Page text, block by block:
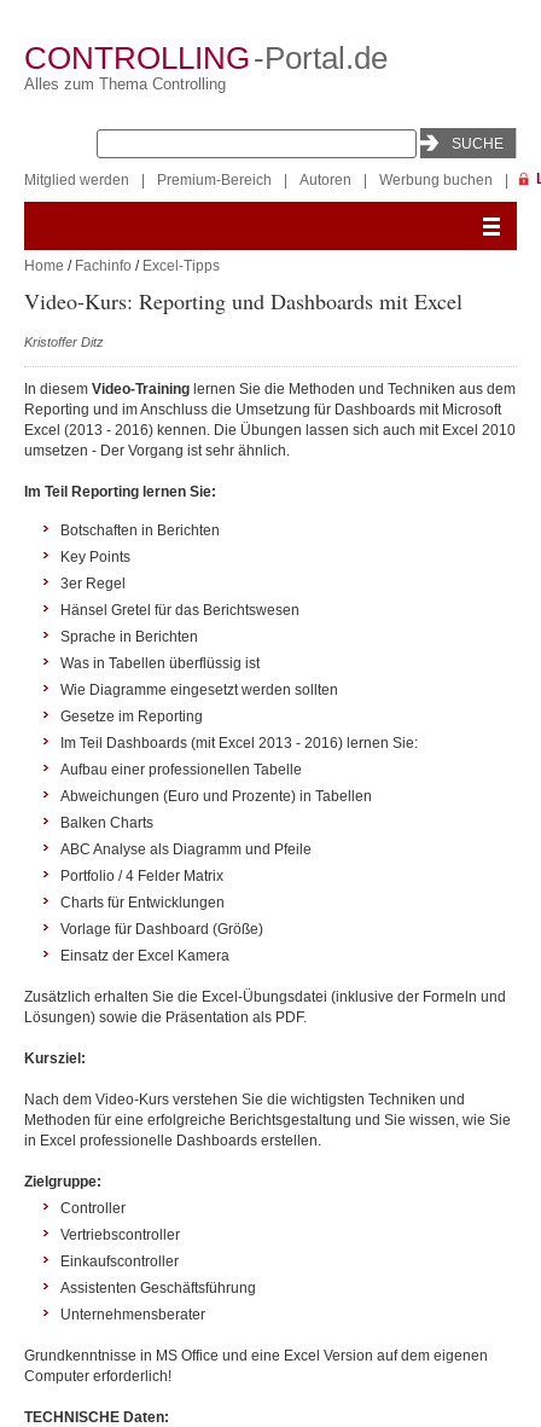
CONTROLLING-Portal.de
Alles zum Thema Controlling
Mitglied werden Premium-Bereich Autoren Werbung buchen
Home / Fachinfo / Excel-Tipps
Video-Kurs: Reporting und Dashboards mit Excel
Kristoffer Ditz
In diesem Video-Training lernen Sie die Methoden und Techniken aus dem
Reporting und im Anschluss die Umsetzung für Dashboards mit Microsoft
Excel (2013 - 2016) kennen. Die Übungen lassen sich auch mit Excel 2010
umsetzen - Der Vorgang ist sehr ähnlich.
Im Teil Reporting lernen Sie:
Botschaften in Berichten
Key Points
3er Regel
Hänsel Gretel für das Berichtswesen
Sprache in Berichten
Was in Tabellen überflüssig ist
Wie Diagramme eingesetzt werden sollten
Gesetze im Reporting
Im Teil Dashboards (mit Excel 2013 - 2016) lernen Sie:
Aufbau einer professionellen Tabelle
Abweichungen (Euro und Prozente) in Tabellen
Balken Charts
ABC Analyse als Diagramm und Pfeile
Portfolio / 4 Felder Matrix
Charts für Entwicklungen
Vorlage für Dashboard (Größe)
Einsatz der Excel Kamera
Zusätzlich erhalten Sie die Excel-Übungsdatei (inklusive der Formeln und
Lösungen) sowie die Präsentation als PDF.
Kursziel:
Nach dem Video-Kurs verstehen Sie die wichtigsten Techniken und
Methoden für eine erfolgreiche Berichtsgestaltung und Sie wissen, wie Sie
in Excel professionelle Dashboards erstellen.
Zielgruppe:
Controller
Vertriebscontroller
Einkaufscontroller
Assistenten Geschäftsführung
Unternehmensberater
Grundkenntnisse in MS Office und eine Excel Version auf dem eigenen
Computer erforderlich!
TECHNISCHE Daten: